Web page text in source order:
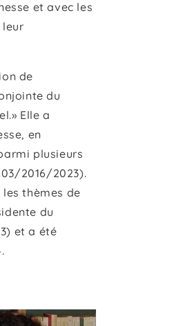
et avec les
de
du
Elle a
en
plusieurs
2016/2023).
thèmes de
du
et a été